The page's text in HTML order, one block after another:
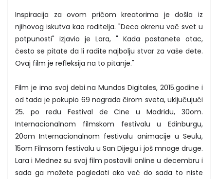
Inspiracija za ovom pričom kreatorima je došla iz
njihovog iskutva kao roditelja. "Deca okrenu vač svet u
potpunosti" izjavio je Lara, " Kada postanete otac,
često se pitate da li radite najbolju stvar za vaše dete.
Ovaj film je refleksija na to pitanje."
Film je imo svoj debi na Mundos Digitales, 2015.godine i
od tada je pokupio 69 nagrada čirom sveta, uključujući
25. po redu Festival de Cine u Madridu, 30om.
Internacionalnom filmskom festivalu u Edinburgu,
20om Internacionalnom festivalu animacije u Seulu,
15om Filmsom festivalu u San Dijegu i još mnoge druge.
Lara i Mednez su svoj film postavili online u decembru i
sada ga možete pogledati ako već do sada to niste